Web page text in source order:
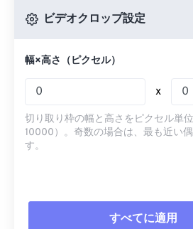
ビデオクロップ設定
幅×高さ（ピクセル）
x
切り取り枠の幅と高さをピクセル単
10000）。奇数の場合は、最も近い
す。
すべてに適用